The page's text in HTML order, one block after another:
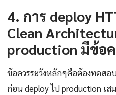
4. การ deploy
Clean
production มีข้อค
ข้อควรระวังหลักๆคือต้องทดสอ
ก่อน deploy ไป production เส